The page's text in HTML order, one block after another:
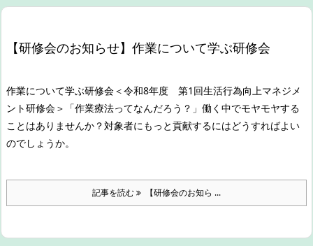
【研修会のお知らせ】作業について学ぶ研修会
作業について学ぶ研修会＜令和8年度 第1回生活行為向上マネジメ
ント研修会＞ 「作業療法ってなんだろう？」 働く中でモヤモヤする
ことはありませんか？対象者にもっと貢献するにはどうすればよい
のでしょうか。
記事を読む 【研修会のお知ら ...